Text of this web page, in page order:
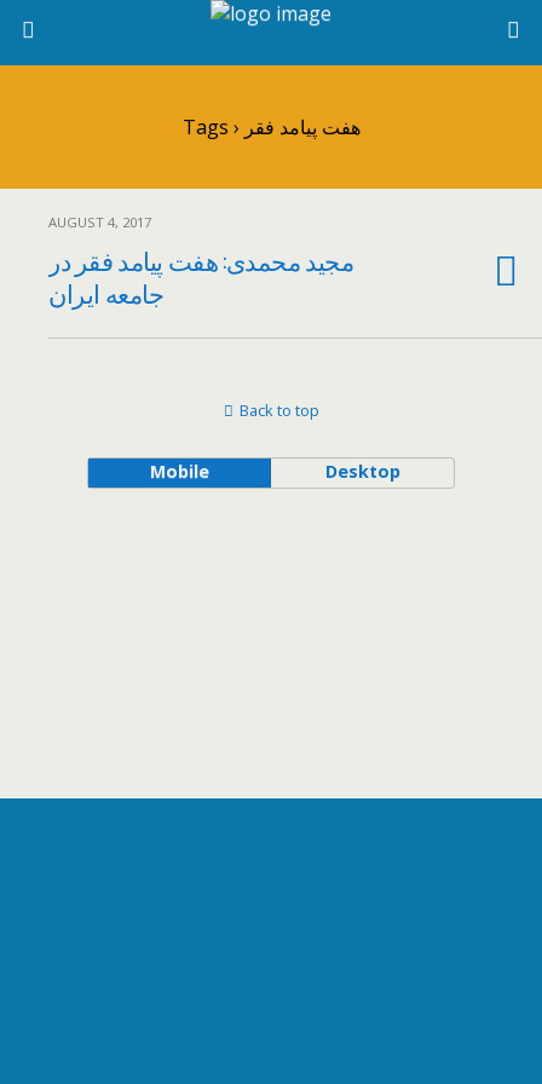
Tags › هفت پیامد فقر
AUGUST 4, 2017
مجید محمدی: هفت پیامد فقر در
جامعه ایران
Back to top
Mobile Desktop